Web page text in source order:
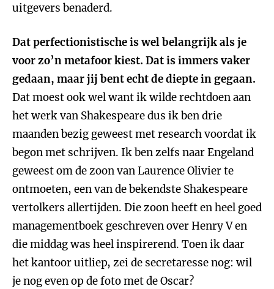
uitgevers benaderd.
Dat perfectionistische is wel belangrijk als je
voor zo’n metafoor kiest. Dat is immers vaker
gedaan, maar jij bent echt de diepte in gegaan.
Dat moest ook wel want ik wilde rechtdoen aan
het werk van Shakespeare dus ik ben drie
maanden bezig geweest met research voordat ik
begon met schrijven. Ik ben zelfs naar Engeland
geweest om de zoon van Laurence Olivier te
ontmoeten, een van de bekendste Shakespeare
vertolkers allertijden. Die zoon heeft en heel goed
managementboek geschreven over Henry V en
die middag was heel inspirerend. Toen ik daar
het kantoor uitliep, zei de secretaresse nog: wil
je nog even op de foto met de Oscar?